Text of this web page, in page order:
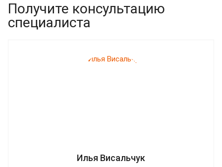
Получите консультацию
специалиста
Илья Висальчук